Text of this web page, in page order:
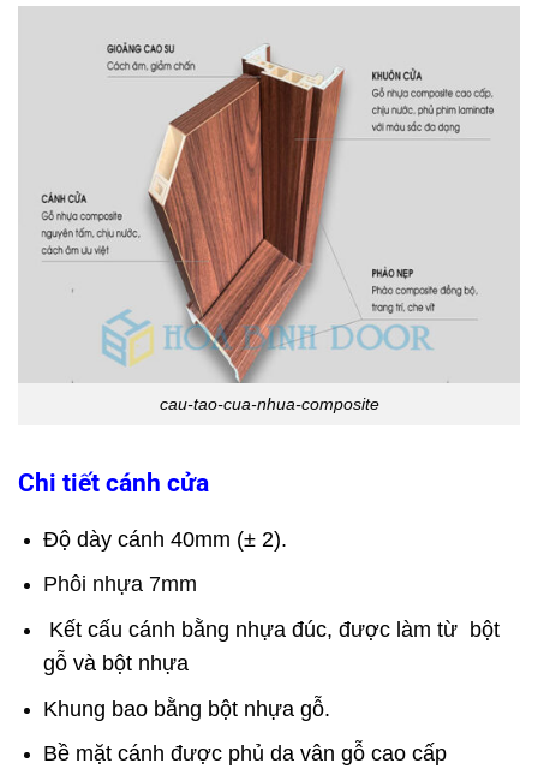
cau-tao-cua-nhua-composite
Chi tiết cánh cửa
Độ dày cánh 40mm (± 2).
Phôi nhựa 7mm
Kết cấu cánh bằng nhựa đúc, được làm từ bột
gỗ và bột nhựa
Khung bao bằng bột nhựa gỗ.
Bề mặt cánh được phủ da vân gỗ cao cấp